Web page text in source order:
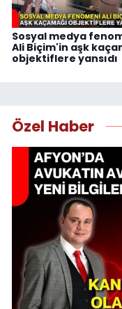
Sosyal medya
Ali Biçim'in aşk
objektiflere yansıdı
Özel Haber